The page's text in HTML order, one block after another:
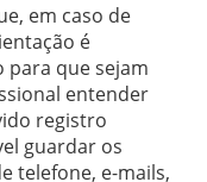
em caso de
é
que sejam
entender
registro
guardar os
telefone, e-mails,